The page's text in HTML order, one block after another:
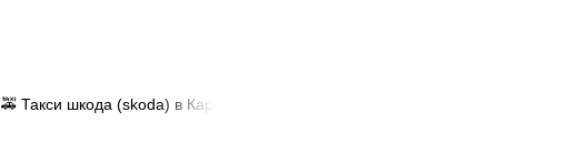
🚕 Такси шкода (skoda) в Караганде